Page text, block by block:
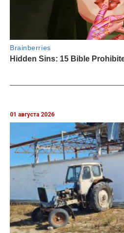
01 августа 2026